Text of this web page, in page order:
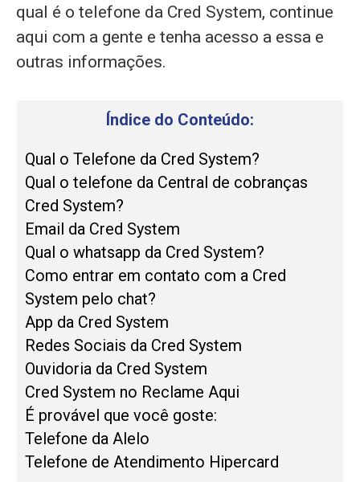
qual é o telefone da Cred System, continue
aqui com a gente e tenha acesso a essa e
outras informações.
Índice do Conteúdo:
Qual o Telefone da Cred System?
Qual o telefone da Central de cobranças
Cred System?
Email da Cred System
Qual o whatsapp da Cred System?
Como entrar em contato com a Cred
System pelo chat?
App da Cred System
Redes Sociais da Cred System
Ouvidoria da Cred System
Cred System no Reclame Aqui
É provável que você goste:
Telefone da Alelo
Telefone de Atendimento Hipercard